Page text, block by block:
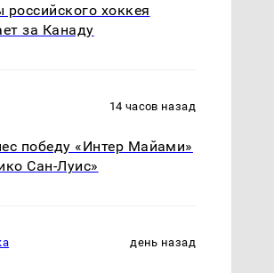
хоккея
за Канаду
14 часов назад
победу «Интер Майами»
Сан-Луис»
день назад